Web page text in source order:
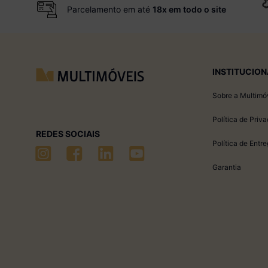
Parcelamento em até 18x em todo o site
REDES SOCIAIS
Sobre a
Política de
Política de
Garantia